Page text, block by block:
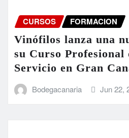
CURSOS FORMACION
Vinófilos lanza una
su Curso Profesional
Servicio en Gran
Bodegacanaria Jun 22,